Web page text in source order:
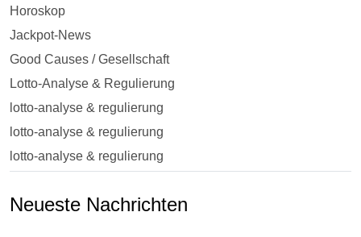
Horoskop
Jackpot-News
Good Causes / Gesellschaft
Lotto-Analyse & Regulierung
lotto-analyse & regulierung
lotto-analyse & regulierung
lotto-analyse & regulierung
Neueste Nachrichten